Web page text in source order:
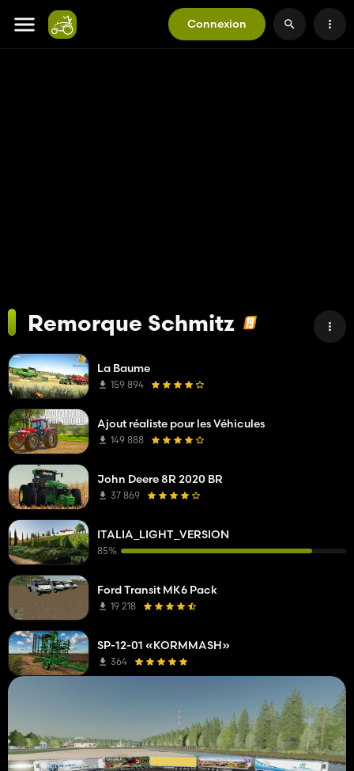
Connexion
Remorque Schmitz
La Baume
159 894
Ajout réaliste pour les Véhicules
149 888
John Deere 8R 2020 BR
37 869
ITALIA_LIGHT_VERSION
85%
Ford Transit MK6 Pack
19 218
SP-12-01 «KORMMASH»
364